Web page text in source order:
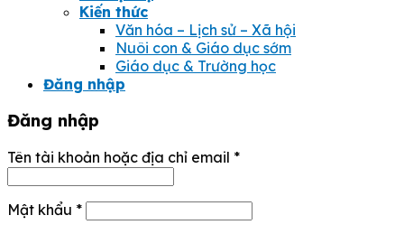
Kiến thức
Văn hóa – Lịch sử – Xã hội
Nuôi con & Giáo dục sớm
Giáo dục & Trường học
Đăng nhập
Đăng nhập
Tên tài khoản hoặc địa chỉ email *
Mật khẩu *